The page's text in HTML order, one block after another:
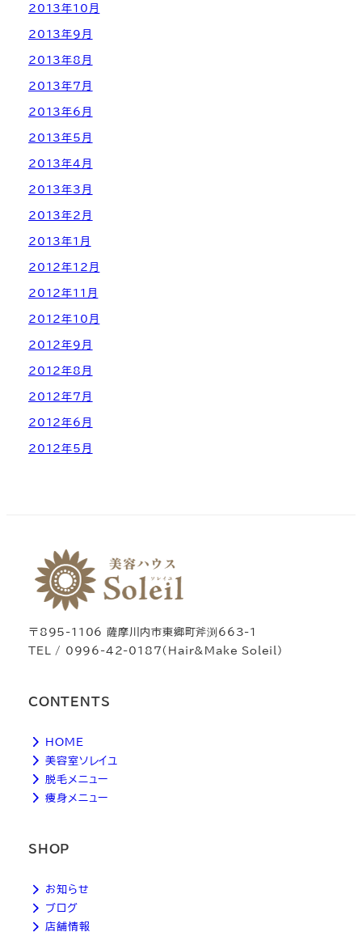
2013年10月
2013年9月
2013年8月
2013年7月
2013年6月
2013年5月
2013年4月
2013年3月
2013年2月
2013年1月
2012年12月
2012年11月
2012年10月
2012年9月
2012年8月
2012年7月
2012年6月
2012年5月
〒895-1106 薩摩川内市東郷町斧渕663-1
TEL / 0996-42-0187（Hair&Make Soleil）
CONTENTS
HOME
美容室ソレイユ
脱毛メニュー
痩身メニュー
SHOP
お知らせ
ブログ
店舗情報